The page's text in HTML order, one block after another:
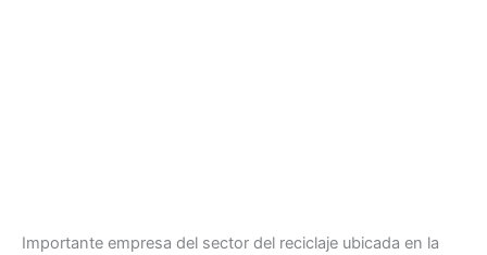
Importante empresa del sector del reciclaje ubicada en la